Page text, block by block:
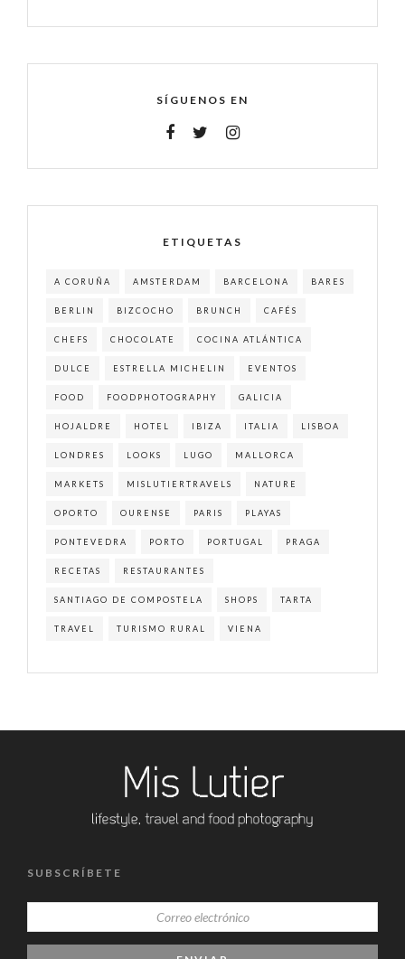
SÍGUENOS EN
ETIQUETAS
A CORUÑA AMSTERDAM BARCELONA BARES
BERLIN BIZCOCHO BRUNCH CAFÉS
CHEFS CHOCOLATE COCINA ATLÁNTICA
DULCE ESTRELLA MICHELIN EVENTOS
FOOD FOODPHOTOGRAPHY GALICIA
HOJALDRE HOTEL IBIZA ITALIA LISBOA
LONDRES LOOKS LUGO MALLORCA
MARKETS MISLUTIERTRAVELS NATURE
OPORTO OURENSE PARIS PLAYAS
PONTEVEDRA PORTO PORTUGAL PRAGA
RECETAS RESTAURANTES
SANTIAGO DE COMPOSTELA SHOPS TARTA
TRAVEL TURISMO RURAL VIENA
SUBSCRÍBETE